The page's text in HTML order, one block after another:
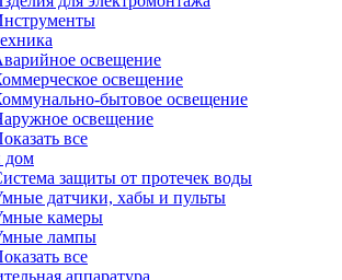
освещение
освещение
бытовое освещение
освещение
все
дом
защиты от протечек воды
датчики, хабы и пульты
камеры
лампы
все
аппаратура